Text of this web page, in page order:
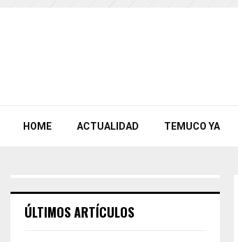
HOME ACTUALIDAD TEMUCO YA
ÚLTIMOS ARTÍCULOS